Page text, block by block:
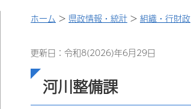
ホーム > 県政情報・統計 > 組織・行財政
更新日：令和8(2026)年6月29日
河川整備課